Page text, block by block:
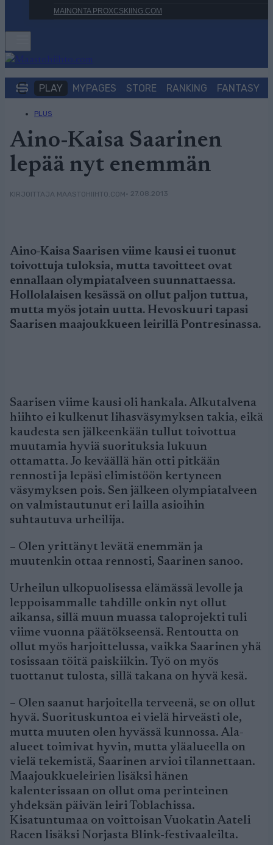
MAINONTA PROXCSKIING.COM
PLAY MYPAGES STORE RANKING FANTASY
PLUS
Aino-Kaisa Saarinen
lepää nyt enemmän
KIRJOITTAJA MAASTOHIIHTO.COM• 27.08.2013
Aino-Kaisa Saarisen viime kausi ei tuonut
toivottuja tuloksia, mutta tavoitteet ovat
ennallaan olympiatalveen suunnattaessa.
Hollolalaisen kesässä on ollut paljon tuttua,
mutta myös jotain uutta. Hevoskuuri tapasi
Saarisen maajoukkueen leirillä Pontresinassa.
Saarisen viime kausi oli hankala. Alkutalvena
hiihto ei kulkenut lihasväsymyksen takia, eikä
kaudesta sen jälkeenkään tullut toivottua
muutamia hyviä suorituksia lukuun
ottamatta. Jo keväällä hän otti pitkään
rennosti ja lepäsi elimistöön kertyneen
väsymyksen pois. Sen jälkeen olympiatalveen
on valmistautunut eri lailla asioihin
suhtautuva urheilija.
– Olen yrittänyt levätä enemmän ja
muutenkin ottaa rennosti, Saarinen sanoo.
Urheilun ulkopuolisessa elämässä levolle ja
leppoisammalle tahdille onkin nyt ollut
aikansa, sillä muun muassa taloprojekti tuli
viime vuonna päätökseensä. Rentoutta on
ollut myös harjoittelussa, vaikka Saarinen yhä
tosissaan töitä paiskiikin. Työ on myös
tuottanut tulosta, sillä takana on hyvä kesä.
– Olen saanut harjoitella terveenä, se on ollut
hyvä. Suorituskuntoa ei vielä hirveästi ole,
mutta muuten olen hyvässä kunnossa. Ala-
alueet toimivat hyvin, mutta yläalueella on
vielä tekemistä, Saarinen arvioi tilannettaan.
Maajoukkueleirien lisäksi hänen
kalenterissaan on ollut oma perinteinen
yhdeksän päivän leiri Toblachissa.
Kisatuntumaa on voittoisan Vuokatin Aateli
Racen lisäksi Norjasta Blink-festivaaleilta.